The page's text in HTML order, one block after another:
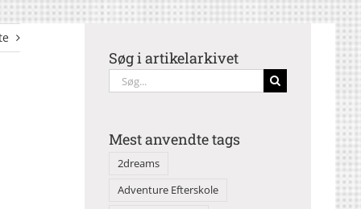
Søg i artikelarkivet
Søg
efter:
Mest anvendte tags
2dreams
Adventure Efterskole